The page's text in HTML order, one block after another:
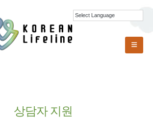
상담자 지원